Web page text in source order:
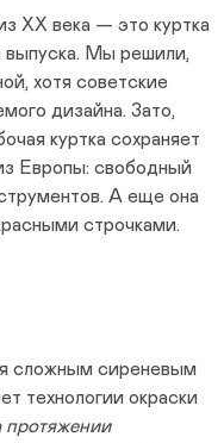
ХХ века — это куртка
выпуска. Мы решили,
хотя советские
дизайна. Зато,
куртка сохраняет
Европы: свободный
А еще она
строчками.
сложным сиреневым
технологии окраски
протяжении